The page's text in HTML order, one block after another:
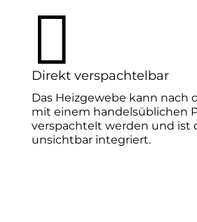

Direkt verspachtelbar
Das Heizgewebe kann nach
mit einem handelsüblichen
verspachtelt werden und ist
unsichtbar integriert.